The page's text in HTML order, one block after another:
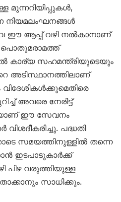
മുന്നറിയിപ്പുകൾ,
ഈ ആപ്പ് വഴി നൽകാനാണ്
പൊതുമരാമത്ത്
കാര്യ സഹമന്ത്രിയുടെയും
അടിസ്ഥാനത്തിലാണ്
അവരെ നേരിട്ട്
ഈ സേവനം
പദ്ധതി
സമയത്തിനുള്ളിൽ തന്നെ
ഇടപാടുകാർക്ക്
പിഴ വരുത്തിയുള്ള
സാധിക്കും.